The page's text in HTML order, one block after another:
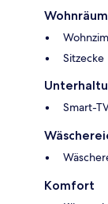
Sitzecke
Smart-
Komfort